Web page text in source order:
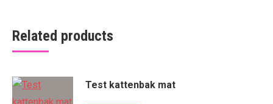
Related products
Test kattenbak mat